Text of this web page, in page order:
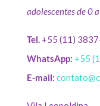
adolescentes de 0
Tel.+55 (11)
WhatsApp: +55
E-mail: